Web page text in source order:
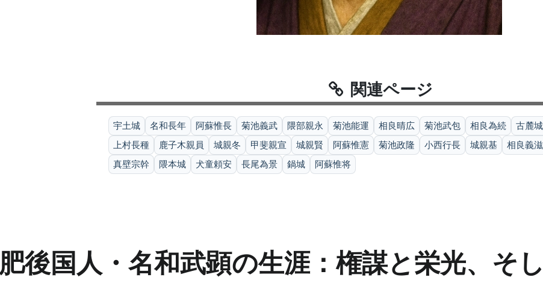
関連ページ
宇土城 名和長年 阿蘇惟長 菊池義武 隈部親永 菊池能運 相良晴広 菊池武包 相良為続
古麓城
上村長種
鹿子木親員 城親冬 甲斐親宣 城親賢 阿蘇惟憲 菊池政隆 小西行長 城親基
相良義滋
真壁宗幹
隈本城 犬童頼安 長尾為景 鍋城 阿蘇惟将
肥後国人・名和武顕の生涯：権謀と栄光、そ